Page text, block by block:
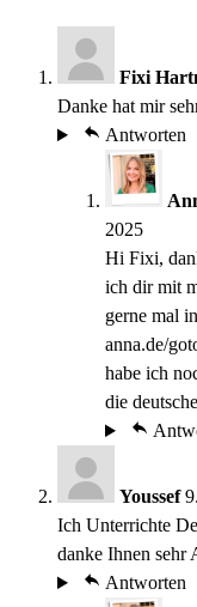
Fixi
Danke hat mir
Antworten
2025
Hi Fixi,
ich dir mit
gerne mal
anna.de/
habe ich
die
Youssef
Ich Unterrichte
danke Ihnen sehr
Antworten